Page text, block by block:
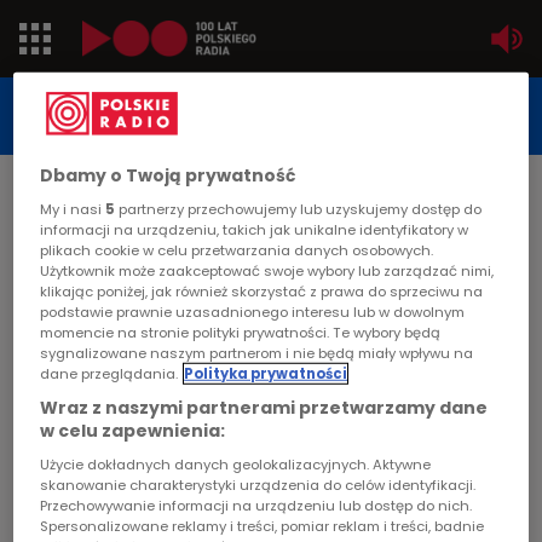
Jedynka
Dwójka
Trójka
Czwórka
PR24
Poland
Kierowcy
Dzieci
STUDIO REPORTAŻU
POLSKIEGO RADIA
1999-10-03
STRONA GŁÓWNA>ARTYKUŁ
Ludzie z barytu
STUDIO REPORTAŻU I DOKUMENTU
Ludzie z barytu
Dbamy o Twoją prywatność
My i nasi 5 partnerzy przechowujemy lub uzyskujemy dostęp do
informacji na urządzeniu, takich jak unikalne identyfikatory w
plikach cookie w celu przetwarzania danych osobowych.
Użytkownik może zaakceptować swoje wybory lub zarządzać nimi,
klikając poniżej, jak również skorzystać z prawa do sprzeciwu na
podstawie prawnie uzasadnionego interesu lub w dowolnym
momencie na stronie polityki prywatności. Te wybory będą
sygnalizowane naszym partnerom i nie będą miały wpływu na
dane przeglądania. Polityka prywatności
Wraz z naszymi partnerami przetwarzamy dane
w celu zapewnienia:
Użycie dokładnych danych geolokalizacyjnych. Aktywne
skanowanie charakterystyki urządzenia do celów identyfikacji.
Przechowywanie informacji na urządzeniu lub dostęp do nich.
Spersonalizowane reklamy i treści, pomiar reklam i treści, badnie